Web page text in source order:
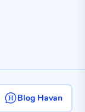
Blog Havan